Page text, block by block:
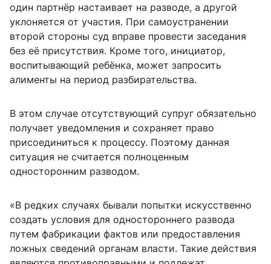
один партнёр настаивает на разводе, а другой
уклоняется от участия. При самоустранении
второй стороны суд вправе провести заседания
без её присутствия. Кроме того, инициатор,
воспитывающий ребёнка, может запросить
алименты на период разбирательства.
В этом случае отсутствующий супруг обязательно
получает уведомления и сохраняет право
присоединиться к процессу. Поэтому данная
ситуация не считается полноценным
односторонним разводом.
«В редких случаях бывали попытки искусственно
создать условия для одностороннего развода
путем фабрикации фактов или предоставления
ложных сведений органам власти. Такие действия